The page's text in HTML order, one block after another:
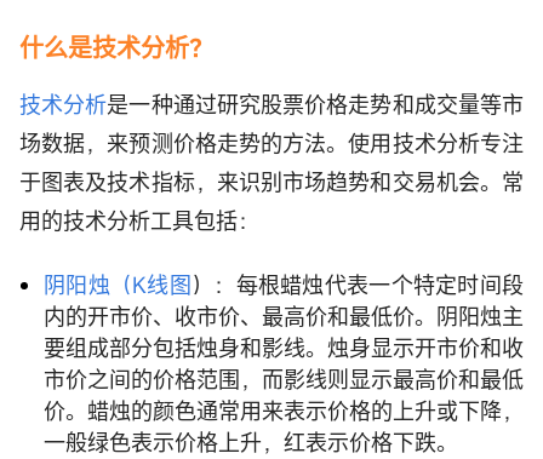
什么是技术分析？
技术分析是一种通过研究股票价格走势和成交量等市
场数据，来预测价格走势的方法。使用技术分析专注
于图表及技术指标，来识别市场趋势和交易机会。常
用的技术分析工具包括：
阴阳烛（K线图）：每根蜡烛代表一个特定时间段
内的开市价、收市价、最高价和最低价。阴阳烛主
要组成部分包括烛身和影线。烛身显示开市价和收
市价之间的价格范围，而影线则显示最高价和最低
价。蜡烛的颜色通常用来表示价格的上升或下降，
一般绿色表示价格上升，红表示价格下跌。